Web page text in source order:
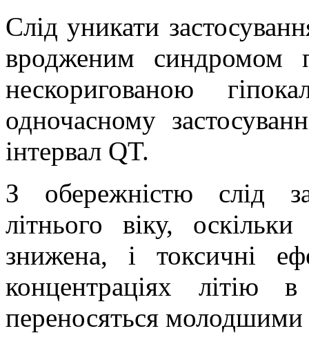
Слід уникати
вродженим синдромом
нескоригованою
одночасному
інтервал QT.
З обережністю слід
літнього віку,
знижена, і токсичні
концентраціях літію
переносяться молодшими